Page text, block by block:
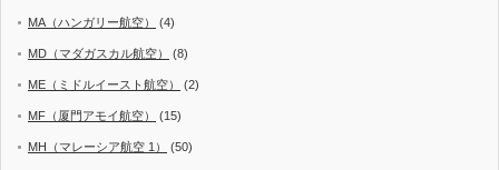
MA（ハンガリー航空） (4)
MD（マダガスカル航空） (8)
ME（ミドルイースト航空） (2)
MF（厦門アモイ航空） (15)
MH（マレーシア航空 1） (50)